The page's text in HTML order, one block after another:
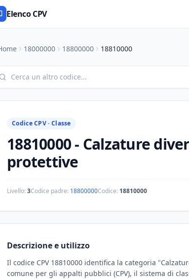
Elenco CPV
18000000 18800000 18810000
Codice CPV · Classe
18810000- Calzature
protettive
Livello:3Codice padre: 18800000Codice: 18810000
Descrizione e utilizzo
Il codice CPV 18810000 identifica la categoria
comune per gli appalti pubblici (CPV), il sistema di